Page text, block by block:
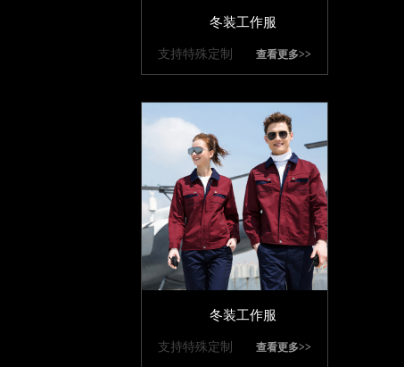
冬装工作服
支持特殊定制 查看更多>>
冬装工作服
支持特殊定制 查看更多>>